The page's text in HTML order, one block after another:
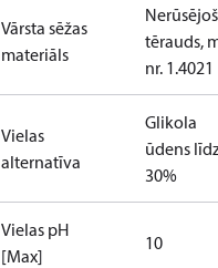
Vārsta sēžas
materiāls
tērauds,
nr. 1.4021
Vielas
alternatīva
Glikola
ūdens
30%
Vielas pH
[Max]
10